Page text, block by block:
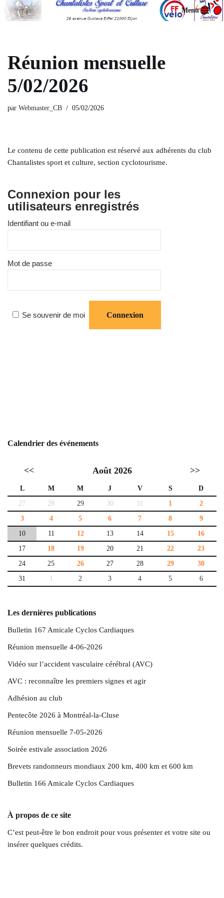
Menu
Réunion mensuelle
5/02/2026
par Webmaster_CB 05/02/2026
Le contenu de cette publication est réservé aux adhérents du club
Chantalistes sport et culture, section cyclotourisme.
Connexion pour les
utilisateurs enregistrés
Identifiant ou e-mail
Mot de passe
Se souvenir de moi
Calendrier des événements
<< Août 2026 >>
L M M J V S
D
27
28 29 30 31 1
2
3
4 5 6 7 8
9
10
11 12 13 14 15
16
17
18 19 20 21 22
23
24
25 26 27 28 29
30
31
1 2 3 4 5 6
Les dernières publications
Bulletin 167 Amicale Cyclos Cardiaques
Réunion mensuelle 4-06-2026
Vidéo sur l’accident vasculaire cérébral (AVC)
AVC : reconnaître les premiers signes et agir
Adhésion au club
Pentecôte 2026 à Montréal-la-Cluse
Réunion mensuelle 7-05-2026
Soirée estivale association 2026
Brevets randonneurs mondiaux 200 km, 400 km et 600 km
Bulletin 166 Amicale Cyclos Cardiaques
À propos de ce site
C’est peut-être le bon endroit pour vous présenter et votre site ou
insérer quelques crédits.